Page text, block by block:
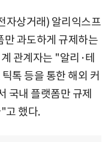
자상거래) 알리익스프
만 과도하게 규제하는
관계자는 "알리·테
톡 등을 통한 해외 커
국내 플랫폼만 규제
고 했다.